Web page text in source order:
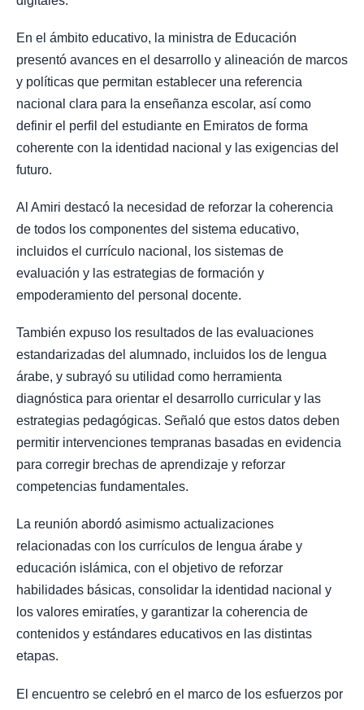
En el ámbito educativo, la ministra de Educación
presentó avances en el desarrollo y alineación de marcos
y políticas que permitan establecer una referencia
nacional clara para la enseñanza escolar, así como
definir el perfil del estudiante en Emiratos de forma
coherente con la identidad nacional y las exigencias del
futuro.
Al Amiri destacó la necesidad de reforzar la coherencia
de todos los componentes del sistema educativo,
incluidos el currículo nacional, los sistemas de
evaluación y las estrategias de formación y
empoderamiento del personal docente.
También expuso los resultados de las evaluaciones
estandarizadas del alumnado, incluidos los de lengua
árabe, y subrayó su utilidad como herramienta
diagnóstica para orientar el desarrollo curricular y las
estrategias pedagógicas. Señaló que estos datos deben
permitir intervenciones tempranas basadas en evidencia
para corregir brechas de aprendizaje y reforzar
competencias fundamentales.
La reunión abordó asimismo actualizaciones
relacionadas con los currículos de lengua árabe y
educación islámica, con el objetivo de reforzar
habilidades básicas, consolidar la identidad nacional y
los valores emiratíes, y garantizar la coherencia de
contenidos y estándares educativos en las distintas
etapas.
El encuentro se celebró en el marco de los esfuerzos por